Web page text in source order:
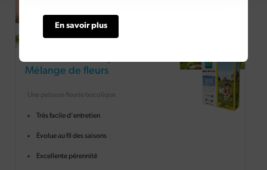
Mélange de fleurs
Une pelouse fleurie bucolique
Très facile d'entretien
Évolue au fil des saisons
Excellente pérennité
En savoir plus